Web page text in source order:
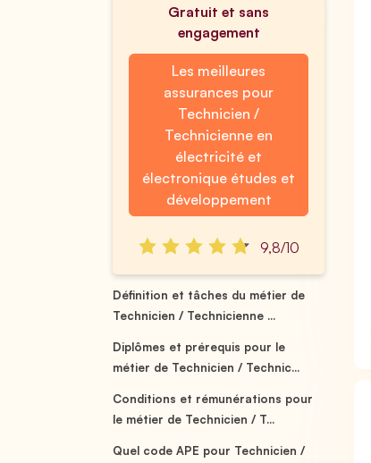
Gratuit et sans
engagement
Les meilleures
assurances pour
Technicien /
Technicienne en
électricité et
électronique études et
développement
9,8/10
Définition et tâches du métier de
Technicien / Technicienne ...
Diplômes et prérequis pour le
métier de Technicien / Technic...
Conditions et rémunérations pour
le métier de Technicien / T...
Quel code APE pour Technicien /